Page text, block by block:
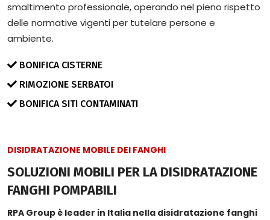
smaltimento professionale, operando nel pieno rispetto
delle normative vigenti per tutelare persone e
ambiente.
BONIFICA CISTERNE
RIMOZIONE SERBATOI
BONIFICA SITI CONTAMINATI
DISIDRATAZIONE MOBILE DEI FANGHI
SOLUZIONI MOBILI PER LA DISIDRATAZIONE
FANGHI POMPABILI
RPA Group è leader in Italia nella disidratazione fanghi